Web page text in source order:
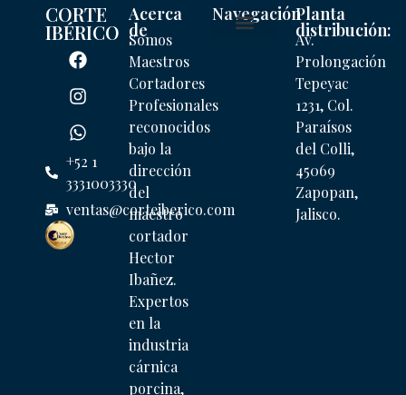
CORTE
IBÉRICO
+52 1
3331003330
ventas@corteiberico.com
Acerca
de
Somos
Maestros
Cortadores
Profesionales
reconocidos
bajo la
dirección
del
maestro
cortador
Hector
Ibañez.
Expertos
en la
industria
cárnica
porcina,
NavegaciónPlanta
distribución:
Av.
Prolongación
Tepeyac
1231, Col.
Paraísos
del Colli,
45069
Zapopan,
Jalisco.